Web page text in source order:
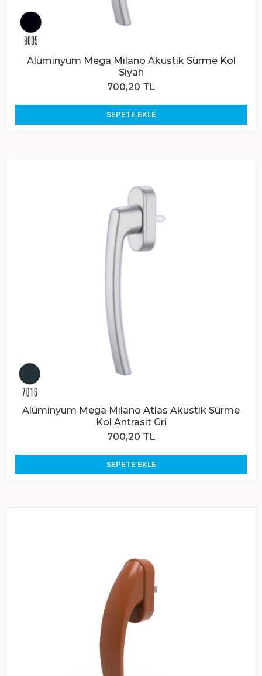
Alüminyum Mega Milano Akustik Sürme Kol
Siyah
700,20 TL
SEPETE EKLE
Alüminyum Mega Milano Atlas Akustik Sürme
Kol Antrasit Gri
700,20 TL
SEPETE EKLE